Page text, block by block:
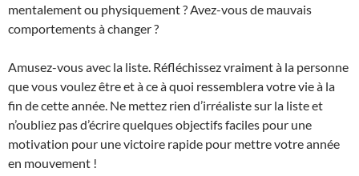
mentalement ou physiquement ? Avez-vous de mauvais
comportements à changer ?
Amusez-vous avec la liste. Réfléchissez vraiment à la personne
que vous voulez être et à ce à quoi ressemblera votre vie à la
fin de cette année. Ne mettez rien d’irréaliste sur la liste et
n’oubliez pas d’écrire quelques objectifs faciles pour une
motivation pour une victoire rapide pour mettre votre année
en mouvement !